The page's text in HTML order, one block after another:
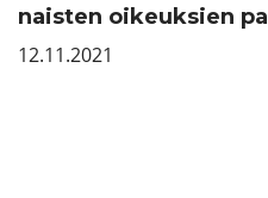
naisten oikeuksien
12.11.2021